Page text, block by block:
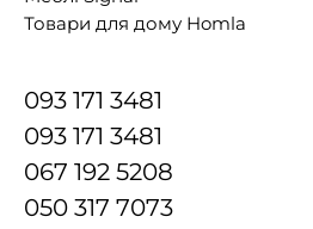
Товари для дому Homla
093 171 3481
093 171 3481
067 192 5208
050 317 7073